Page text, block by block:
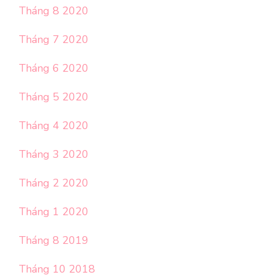
Tháng 8 2020
Tháng 7 2020
Tháng 6 2020
Tháng 5 2020
Tháng 4 2020
Tháng 3 2020
Tháng 2 2020
Tháng 1 2020
Tháng 8 2019
Tháng 10 2018